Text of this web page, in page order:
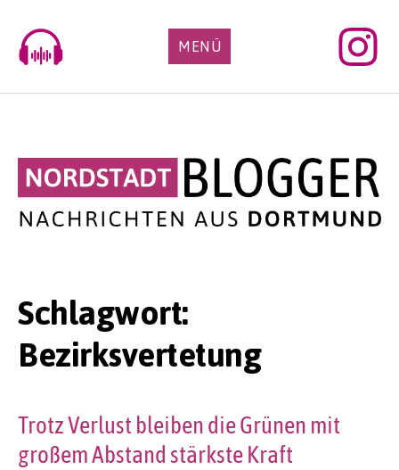
content
MENÜ
Schlagwort:
Bezirksvertetung
Trotz Verlust bleiben die Grünen mit
großem Abstand stärkste Kraft